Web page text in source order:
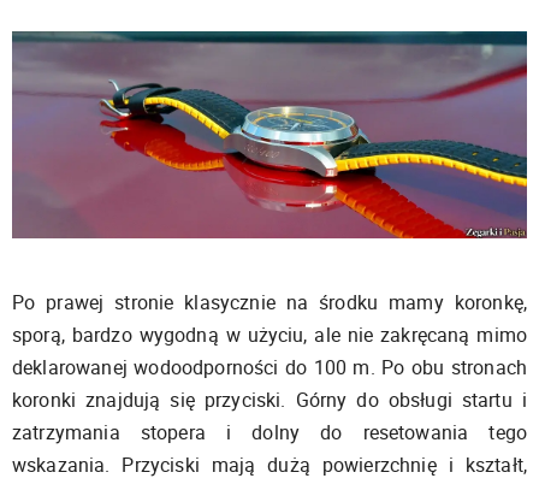
Po prawej stronie klasycznie na środku mamy koronkę,
sporą, bardzo wygodną w użyciu, ale nie zakręcaną mimo
deklarowanej wodoodporności do 100 m. Po obu stronach
koronki znajdują się przyciski. Górny do obsługi startu i
zatrzymania stopera i dolny do resetowania tego
wskazania. Przyciski mają dużą powierzchnię i kształt,